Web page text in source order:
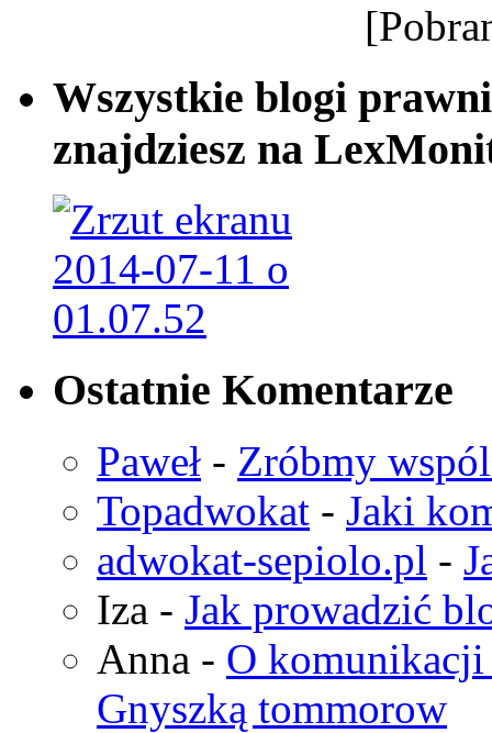
Wszystkie blogi
znajdziesz na
Ostatnie Komentarze
Paweł - Zróbmy
Topadwokat - Jaki
adwokat-sepiolo.pl -
Iza - Jak prowadzić
Anna - O komunikacji
Gnyszką tommorow